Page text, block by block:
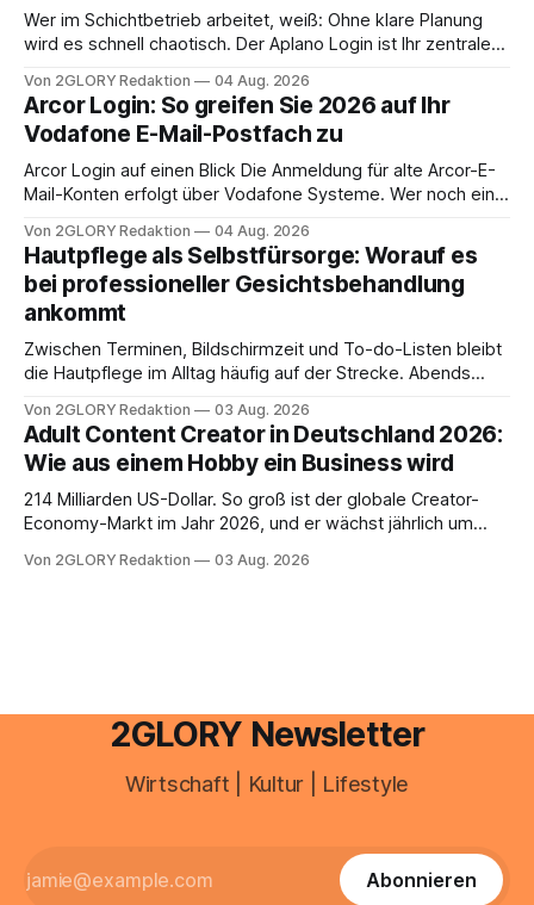
Wer im Schichtbetrieb arbeitet, weiß: Ohne klare Planung
wird es schnell chaotisch. Der Aplano Login ist Ihr zentraler
abwesenheiten und die gesamte kommunikation rund um
Ihr personal digital zu organisieren. In diesem Leitfaden
erfahren Sie alles, was Sie für einen reibungslosen Einstieg
brauchen, von der Registrierung
Von 2GLORY Redaktion 04 Aug. 2026
Arcor Login: So greifen Sie 2026 auf Ihr
Vodafone E-Mail-Postfach zu
Arcor Login auf einen Blick Die Anmeldung für alte Arcor-E-
Mail-Konten erfolgt über Vodafone Systeme. Wer noch eine
besitzt, loggt sich heute über das Vodafone E-Mail & Cloud
Portal ein. Der klassische Arcor Login über mail.
Von 2GLORY Redaktion 04 Aug. 2026
Hautpflege als Selbstfürsorge: Worauf es
bei professioneller Gesichtsbehandlung
ankommt
Zwischen Terminen, Bildschirmzeit und To-do-Listen bleibt
die Hautpflege im Alltag häufig auf der Strecke. Abends
Drogerie – mehr ist zeitlich oft nicht drin. Dabei reagiert die
Haut empfindlich auf Stress, Schlafmangel und
Umwelteinflüsse: Sie wirkt müde, spannt oder neigt zu
Unreinheiten. Professionelle
Von 2GLORY Redaktion 03 Aug. 2026
Adult Content Creator in Deutschland 2026:
Wie aus einem Hobby ein Business wird
214 Milliarden US-Dollar. So groß ist der globale Creator-
Economy-Markt im Jahr 2026, und er wächst jährlich um
ist längst ein ernstzunehmender Wirtschaftszweig. Weltweit
Von 2GLORY Redaktion 03 Aug. 2026
2GLORY Newsletter
Wirtschaft | Kultur | Lifestyle
Abonnieren